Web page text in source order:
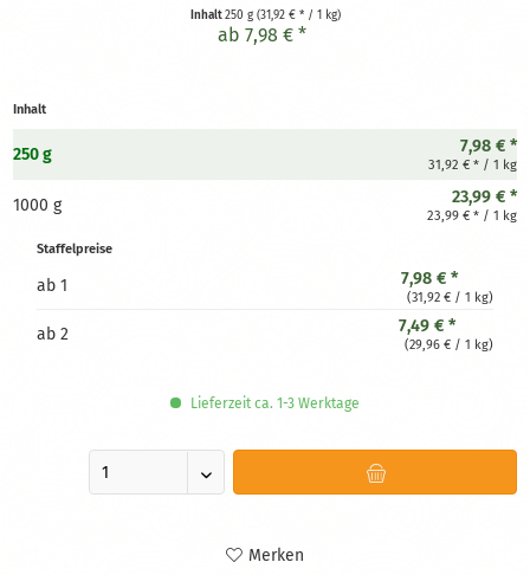
aus Indien - laborgeprüft in D
Inhalt250 g (31,92 € * / 1 kg)
ab 7,98 € *
Inhalt
250 g 7,98 € *
31,92 € * / 1 kg
1000 g 23,99 € *
23,99 € * / 1 kg
Staffelpreise
ab 1 7,98 € *
(31,92 € / 1 kg)
ab 2 7,49 € *
(29,96 € / 1 kg)
Lieferzeit ca. 1-3 Werktage
Merken